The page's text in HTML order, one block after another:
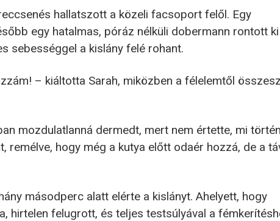
hallatszott a közeli facsoport felől. Egy
egy hatalmas, póráz nélküli dobermann rontott
sebességgel a kislány felé rohant.
– kiáltotta Sarah, miközben a félelemtől
mozdulatlanná dermedt, mert nem értette, mi
remélve, hogy még a kutya előtt odaér hozzá, de a
másodperc alatt elérte a kislányt. Ahelyett, hogy
hirtelen felugrott, és teljes testsúlyával a